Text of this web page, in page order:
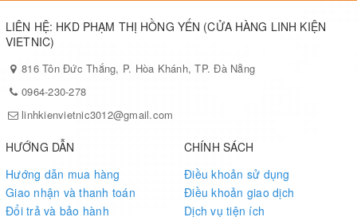
LIÊN HỆ: HKD PHẠM THỊ HỒNG YẾN (CỬA HÀNG LINH KIỆN
VIETNIC)
816 Tôn Đức Thắng, P. Hòa Khánh, TP. Đà Nẵng
0964-230-278
linhkienvietnic3012@gmail.com
HƯỚNG DẪN
Hướng dẫn mua hàng
Giao nhận và thanh toán
Đổi trả và bảo hành
CHÍNH SÁCH
Điều khoản sử dụng
Điều khoản giao dịch
Dịch vụ tiện ích